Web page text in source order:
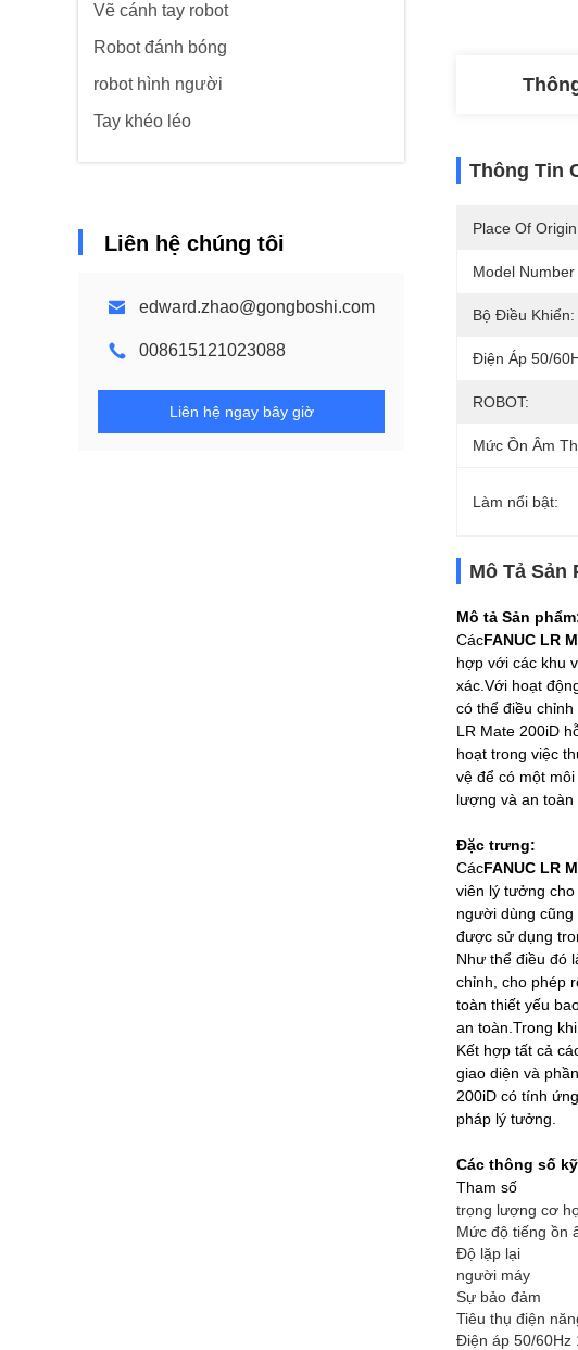
Vẽ cánh tay robot
Robot đánh bóng
robot hình người
Tay khéo léo
Liên hệ chúng tôi
edward.zhao@gongboshi.com
008615121023088
Liên hệ ngay bây giờ
Thông Tin
Place Of Origin
Model Number
Bộ Điều Khiển:
Điện Áp 50/
ROBOT:
Mức Ồn Âm
Làm nổi bật:
Mô Tả Sản
Mô tả Sản
CácFANUC LR
hợp với các khu
xác.Với hoạt
có thể điều
LR Mate 200iD
hoạt trong việc
vệ để có một
lượng và an toàn
Đặc trưng:
CácFANUC LR
viên lý tưởng
người dùng
được sử dụng
Như thể điều đó
chỉnh, cho phép
toàn thiết yếu
an toàn.Trong
Kết hợp tất cả
giao diện và
200iD có tính
pháp lý tưởng.
Các thông số
Tham số
trọng lượng cơ
Mức độ tiếng ồn
Độ lặp lại
người máy
Sự bảo đảm
Tiêu thụ điện
Điện áp 50/60Hz